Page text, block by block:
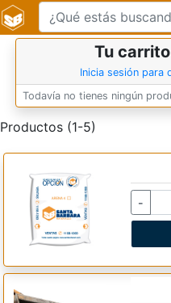
Productos (1-5)
-
Tu
Inicia sesión para
Todavía no tienes ningún